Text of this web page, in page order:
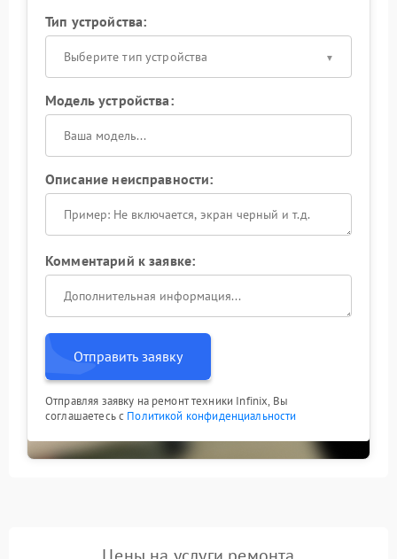
Тип устройства:
Выберите тип устройства
Модель устройства:
Описание неисправности:
Комментарий к заявке:
Отправить заявку
Отправляя заявку на ремонт техники Infinix, Вы
соглашаетесь с Политикой конфиденциальности